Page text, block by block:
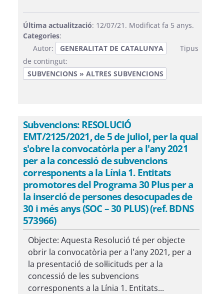
Última actualització: 12/07/21. Modificat fa 5 anys.
Categories:
Autor:
GENERALITAT DE CATALUNYA
Tipus
de contingut:
SUBVENCIONS » ALTRES SUBVENCIONS
Subvencions: RESOLUCIÓ
EMT/2125/2021, de 5 de juliol, per la qual
s'obre la convocatòria per a l'any 2021
per a la concessió de subvencions
corresponents a la Línia 1. Entitats
promotores del Programa 30 Plus per a
la inserció de persones desocupades de
30 i més anys (SOC – 30 PLUS) (ref. BDNS
573966)
Objecte: Aquesta Resolució té per objecte
obrir la convocatòria per a l'any 2021, per a
la presentació de sol·licituds per a la
concessió de les subvencions
corresponents a la Línia 1. Entitats...